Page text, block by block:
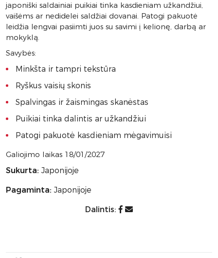
japoniški saldainiai puikiai tinka kasdieniam užkandžiui,
vaišėms ar nedidelei saldžiai dovanai. Patogi pakuotė
leidžia lengvai pasiimti juos su savimi į kelionę, darbą ar
mokyklą.
Savybės:
Minkšta ir tampri tekstūra
Ryškus vaisių skonis
Spalvingas ir žaismingas skanėstas
Puikiai tinka dalintis ar užkandžiui
Patogi pakuotė kasdieniam mėgavimuisi
Galiojimo laikas 18/01/2027
Sukurta: Japonijoje
Pagaminta: Japonijoje
Dalintis: